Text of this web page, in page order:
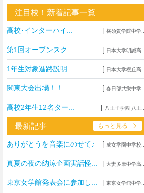
上野学園中学校・高等学校
ハープやフルート！ひとり一つの楽器
上野ならではのフィールドワーク
瀧野川女子学園中学高等学校
注目校！新着記事一覧
高校･インターハイ... [ 横須賀学院中学...
第1回オープンスク... [ 日本大学明誠高...
1年生対象進路説明... [ 日本大学櫻丘高...
関東大会出場！！ [ 春日部共栄中学...
高校2年生12名ター... [ 八王子学園 八王...
最新記事 もっと見る
ありがとうを音楽にのせて♪ [ 成女学園中学校...
真夏の夜の納涼企画実話怪... [ 大妻多摩中学高...
東京女学館発表会に参加し... [ 東京女学館中学...